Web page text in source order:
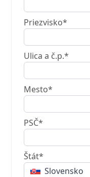
Priezvisko*
Ulica a č.p.*
Mesto*
PSČ*
Štát*
Slovensko